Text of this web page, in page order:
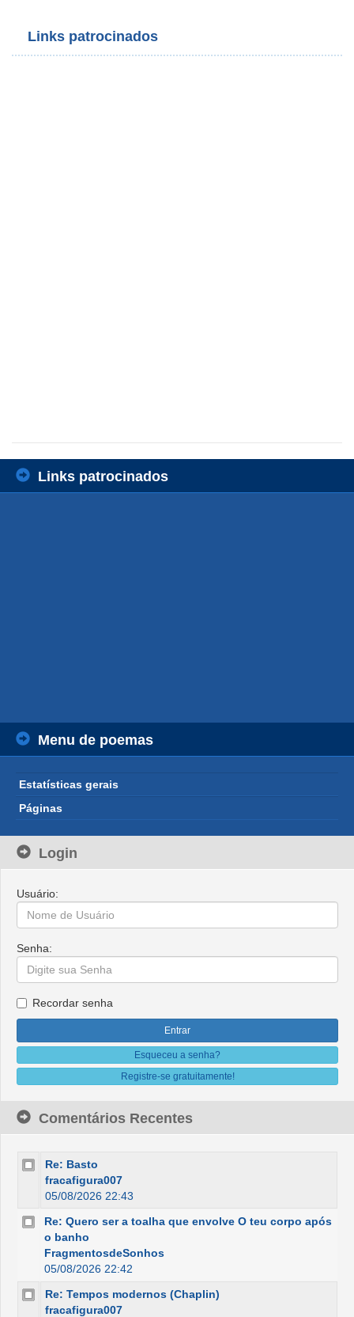
Links patrocinados
Links patrocinados
Menu de poemas
Estatísticas gerais
Páginas
Login
Usuário:
Senha:
Recordar senha
Esqueceu a senha?
Registre-se gratuitamente!
Comentários Recentes
Re: Basto
fracafigura007
05/08/2026 22:43
Re: Quero ser a toalha que envolve O teu corpo após
o banho
FragmentosdeSonhos
05/08/2026 22:42
Re: Tempos modernos (Chaplin)
fracafigura007